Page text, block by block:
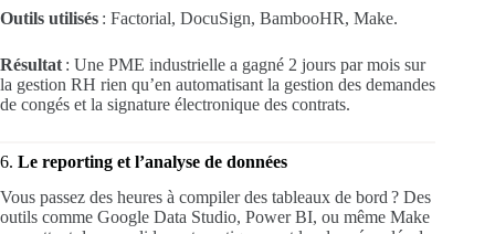
Outils utilisés : Factorial, DocuSign, BambooHR, Make.
Résultat : Une PME industrielle a gagné 2 jours par mois sur
la gestion RH rien qu’en automatisant la gestion des demandes
de congés et la signature électronique des contrats.
6. Le reporting et l’analyse de données
Vous passez des heures à compiler des tableaux de bord ? Des
outils comme Google Data Studio, Power BI, ou même Make